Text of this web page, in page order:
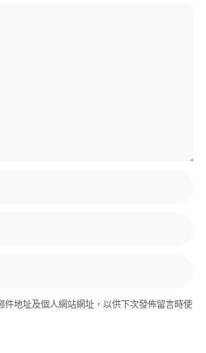
件地址及個人網站網址，以供下次發佈留言時使